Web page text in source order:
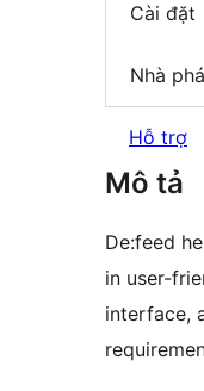
Cài đặt
Nhà
Hỗ trợ
Mô tả
De:feed
in user-
interface,